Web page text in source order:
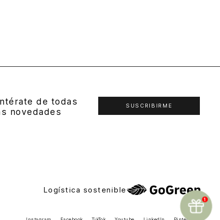
de todas
novedades
SUSCRIBIRME
Logística sostenible